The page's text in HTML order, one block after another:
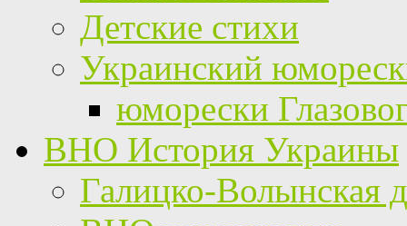
Детские стихи
Украинский
юморески
ВНО История Украины
Галицко-Волынская